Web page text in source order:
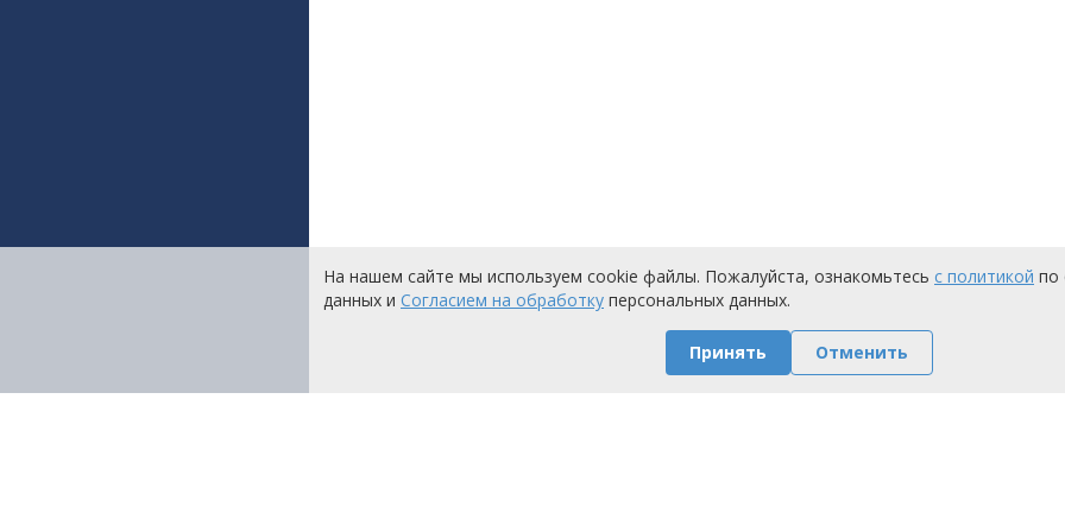
На нашем сайте мы используем cookie файлы. Пожалуйста, ознакомьтесь с политикой по
данных и Согласием на обработку персональных данных.
Принять Отменить